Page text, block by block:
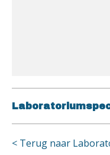
< Terug naar